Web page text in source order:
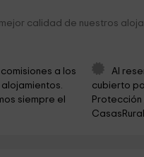
Nueva
del Baix Camp (SCC)
calidad de nuestros
a los
siempre el
Al
cubierto